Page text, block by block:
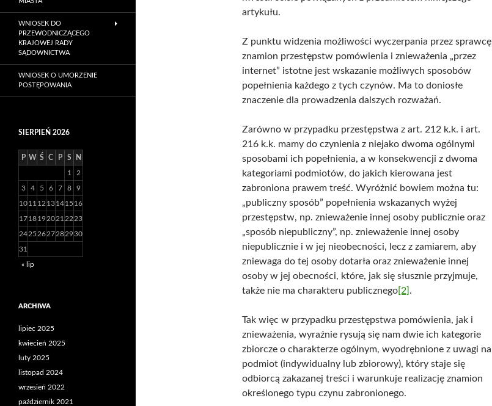
artykułu.
Z punktu widzenia możliwości wyczerpania przez sprawcę
znamion przestępstw pomówienia i znieważenia „przez
internet” istotne jest wskazanie możliwych sposobów
popełnienia każdego z tych czynów. Ma to doniosłe
znaczenie dla prowadzenia dalszych rozważań.
Zarówno w przypadku przestępstwa z art. 212 k.k. i art.
216 k.k. mamy do czynienia z niejako dwoma ogólnymi
sposobami ich popełnienia, a w konsekwencji z dwoma
kategoriami podmiotów, do jakich kierowana jest
zabroniona prawem treść. Wyróżnić bowiem można tu:
„publiczny sposób” popełnienia wskazanych wyżej
przestępstw, np. znieważenie innej osoby publicznie oraz
„sposób niepubliczny”, np. znieważenie innej osoby
niepublicznie i w jej nieobecności, lecz z zamiarem, aby
zniewaga do tej osoby dotarła oraz znieważenie innej
osoby w jej obecności, które, jak się słusznie przyjmuje,
także nie ma charakteru publicznego[2] .
Tak więc w przypadku przestępstwa pomówienia, jak i
znieważenia, wyraźnie rysują się nam dwie ich kategorie
zbiorcze o charakterze ogólnym, wyodrębnione z uwagi na
podmiot (indywidualny lub zbiorowy), który staje się
odbiorcą zakazanej treści i warunkuje realizację znamion
określonego typu czynu zabronionego.
WNIOSEK DO
PRZEWODNICZĄCEGO
KRAJOWEJ RADY
SĄDOWNICTWA
WNIOSEK O UMORZENIE
POSTĘPOWANIA
SIERPIEŃ 2026
P W Ś C P S N
1 2
3 4 5 6 7 8 9
1011 12 131415 16
1718192021 22 23
2425 2627282930
31
« lip
ARCHIWA
lipiec 2025
kwiecień 2025
luty 2025
listopad 2024
wrzesień 2022
październik 2021